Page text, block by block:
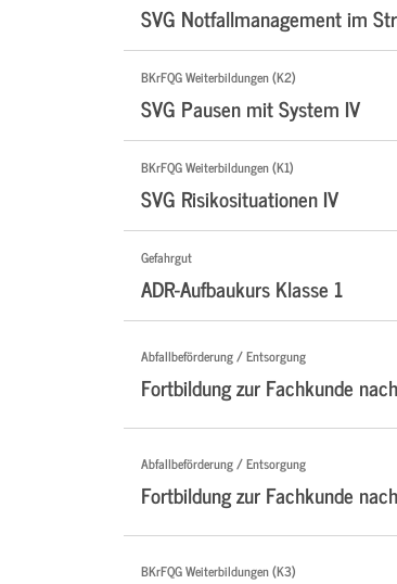
SVG Notfallmanagement im
BKrFQG Weiterbildungen (K2)
SVG Pausen mit System IV
BKrFQG Weiterbildungen (K1)
SVG Risikosituationen IV
Gefahrgut
ADR-Aufbaukurs Klasse 1
Abfallbeförderung / Entsorgung
Fortbildung zur Fachkunde
Abfallbeförderung / Entsorgung
Fortbildung zur Fachkunde
BKrFQG Weiterbildungen (K3)